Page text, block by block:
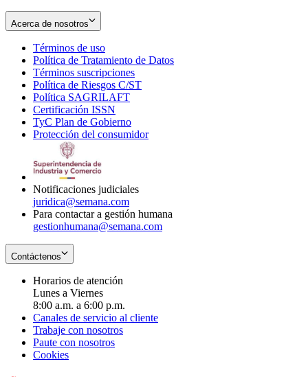
Acerca de nosotros
Términos de uso
in
new
window
Política de Tratamiento de Datos
Términos suscripciones
in
Política de Riesgos C/ST
Política SAGRILAFT
new
window
Certificación ISSN
in
new
TyC Plan de Gobierno
in
Protección del consumidorOpens
Notificaciones judiciales
juridica@semana.com
Para contactar a gestión humana
gestionhumana@semana.com
Contáctenos
Horarios de atención
Lunes a Viernes
8:00 a.m. a 6:00 p.m.
Canales de servicio al cliente
Trabaje con nosotros
Paute con nosotros
Cookies